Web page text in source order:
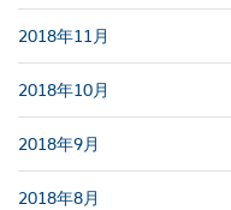
2018年11月
2018年10月
2018年9月
2018年8月